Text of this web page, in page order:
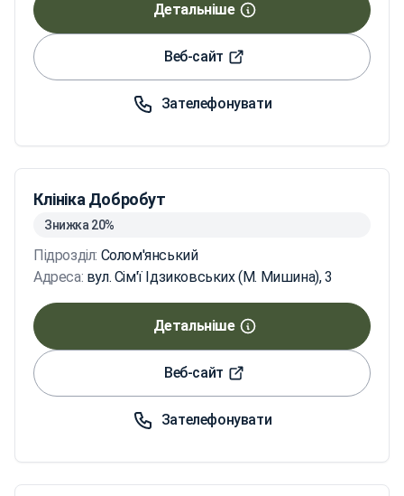
Детальніше
Веб-сайт
Зателефонувати
Клініка Добробут
Знижка 20%
Підрозділ: Солом'янський
Адреса: вул. Сім'ї Ідзиковських (М. Мишина), 3
Детальніше
Веб-сайт
Зателефонувати